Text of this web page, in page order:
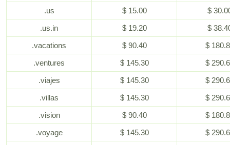
.us
$ 15.00
$
.us.in
$ 19.20
$
.vacations
$ 90.40
$
.ventures
$ 145.30
$
.viajes
$ 145.30
$
.villas
$ 145.30
$
.vision
$ 90.40
$
.voyage
$ 145.30
$